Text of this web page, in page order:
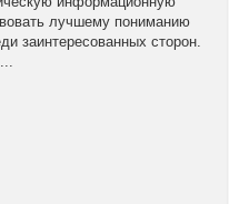
лучшему пониманию
заинтересованных сторон.